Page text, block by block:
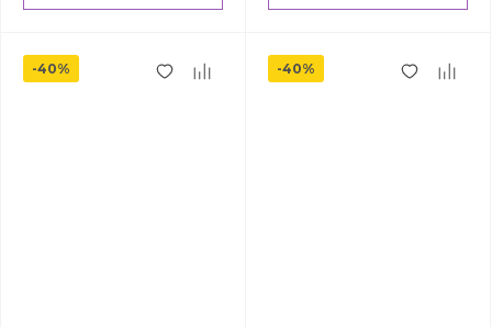
-40% -40%